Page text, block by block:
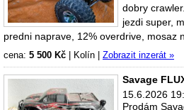
dobry
jezdi super,
predni naprave, 12% overdrive, mosaz
cena: 5 500 Kč Kolín Zobrazit inzerát »
Savage
15.6.2026
Prodám